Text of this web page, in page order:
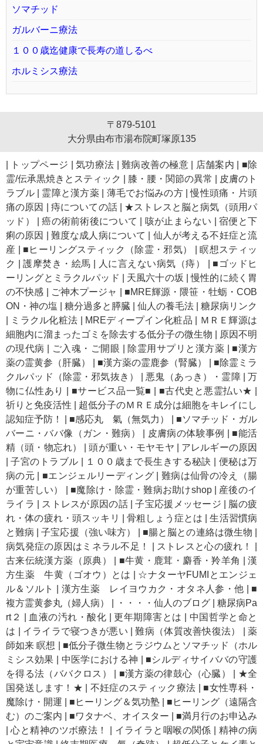
ソマチッド
ガルバーニ療法
１００歳迄健康で長寿の道しるべ
ホルミシス療法
〒879-5101
大分県由布市湯布院町塚原135
トップページ 気功療法 難病改善の極意 店舗案内
■除
霊/伝承黒焼きとスティック
膝・腰・関節の異常
皮膚のト
ラブル| 霊障と漢方薬 薄毛でお悩みの方|慢性頭痛・片頭
痛の原因
痔についての話| ★ストレスと脳と病気（頭用パ
ッド）
|癌の術前術後について 咳が止まらない |宿便と下
痢の原因
難度な成人病について
仙人が考える不妊症と流
産
■ヒーリングスティック（除霊・邪気） |瞑想スティッ
ク
|護摩焚き・絵馬 人に言えない病気（痔）
■ゴッドヒ
ーリングとミラクルパッド
天風六十の坂 |慢性的に続く胃
の不快感
ご神木プージャ
■MRE輝源・隈笹・牡蛎・COB
ON・神の塩
糖分過多と膵臓 仙人の養毛法
糖尿病リンク
ミラクル化粧法 MREディープイン化粧品
ＭＲＥ輝源は
細胞内に溜まったゴミを除去する低分子の微生物
原因不明
の現代病
ご入魂・ご開眼 除霊用サプリと漢方薬
■漢方
薬の霊黄参（肝臓）
■漢方薬の霊鹿参（腎臓）
■除霊ミラ
クルパッド（除霊・邪気抜き）
悪鬼（あっき）・霊障|万
物に仏性あり
■サービス品一覧■ ■古代史と悪霊払い★
祈りと免疫活性
超低分子のＭＲＥ成分は細胞をキレイにし
認知症予防！
■感応丸 氣（無気力）
■ソマチッド・ガル
バーニ・ババ像（ガン・難病）
皮膚病の体験事例
■能活
精（頭・物忘れ）
|頭が重い・モヤモヤ
アレルギーの原因
|子宮のトラブル １００歳まで長生きする秘訣
便秘は万
病の元
■エンジェルリーディング
難病は仙骨の冷え（腸
が重苦しい）
■魔除け・除霊・難病お助けshop| 産後のイ
ライラ
ストレスが原因の話|子宝応援メッセージ
脳の疲
れ・体の疲れ・頭スッキリ
|骨粗しょう症とは |生活習慣病
と難病 |子宝応援（強い味方） ■腸と脳との連絡は微生物
病気発症の原因はミネラル不足！
ストレスと心の疲れ！
古来伝統漢方薬（原典）
■牛黄・鹿茸・麝香・羚羊角 |漢
方生薬 牛黄（ゴオウ）とは
☆ナターヤFUMIとエンジェ
ル＆ソルト
漢方生薬 レイヨウカク・オタネ人参・他
■
複方霊黄参丸（婦人病）
・・・・仙人のブログ
糖尿病Pa
rt２
血液の汚れ・酸化 |更年期障害とは
中国哲学と命と
は
イライラで寝つきが悪い |難病（体質改善快復法） |薬
師如来 瞑想
■低分子微生物とラジウムとソマチッド（ホル
ミシス効果
中医学における神
■シルディサイババの守護
を得る法（ババクロス）
■漢方薬の律鼓心（心臓）
★全
国発送します！★
不妊症のスティック療法
■女性専科・
魔除け・開運
■ヒーリング＆気功塾
■ヒーリング（遠隔含
む）のご案内
■ワタナベ、オイスター
■満月行のお申込み
|心と精神のツボ療法！ イライラと咽喉の関係
精神の病